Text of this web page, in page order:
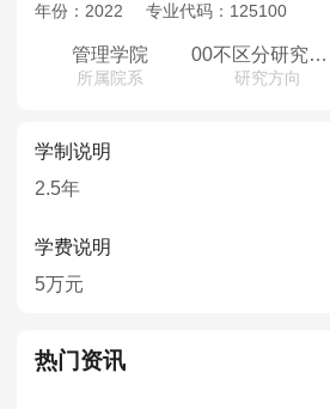
院校库 考试报名 招生政策
考试真题
报考经验 招生简章
年份： 2022 专业代码： 125100
管理学院
所属院系
00不区分研究方向
研究方向
学制说明
2.5年
学费说明
5万元
热门资讯